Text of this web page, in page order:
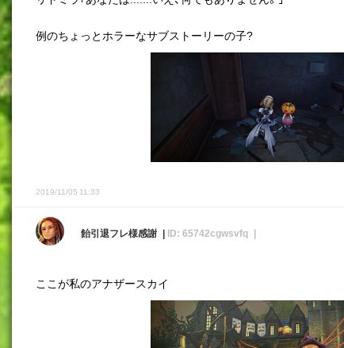
例のちょっとホラーなサブストーリーの子?
2019/11/05 11:33
飴引退フレ様感謝 ID: 65742cgwsvfq
ここが私のアナザースカイ